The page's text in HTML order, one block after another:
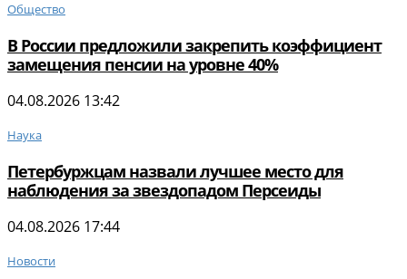
Общество
В России предложили закрепить коэффициент
замещения пенсии на уровне 40%
04.08.2026 13:42
Наука
Петербуржцам назвали лучшее место для
наблюдения за звездопадом Персеиды
04.08.2026 17:44
Новости